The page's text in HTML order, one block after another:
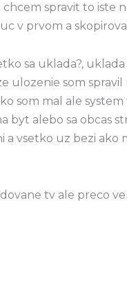
spravit to iste
v prvom a
sa uklada?,
ulozenie som
som mal ale
byt alebo sa obcas
vsetko uz bezi ako
tv ale preco